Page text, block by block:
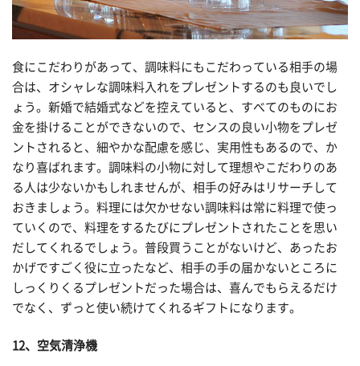
食にこだわりがあって、調味料にもこだわっている相手の場
合は、オシャレな調味料入れをプレゼントするのも良いでし
ょう。新婚で結婚式などを控えていると、すべてのものにお
金を掛けることができないので、センスの良い小物をプレゼ
ントされると、細やかな配慮を感じ、実用性もあるので、か
なり喜ばれます。調味料の小物に対して理想やこだわりのあ
る人は少ないかもしれませんが、相手の好みはリサーチして
おきましょう。料理には欠かせない調味料は常に料理で使っ
ていくので、料理をするたびにプレゼントされたことを思い
だしてくれるでしょう。普段買うことがないけど、あったお
かげですごく役に立ったなど、相手の手の届かないところに
しっくりくるプレゼントだった場合は、喜んでもらえるだけ
でなく、ずっと使い続けてくれるギフトになります。
12、空気清浄機